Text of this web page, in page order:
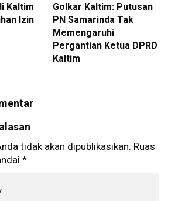
Kaltim
Izin
Golkar Kaltim: Putusan
PN Samarinda Tak
Memengaruhi
Pergantian Ketua DPRD
Kaltim
tidak akan dipublikasikan. Ruas
*